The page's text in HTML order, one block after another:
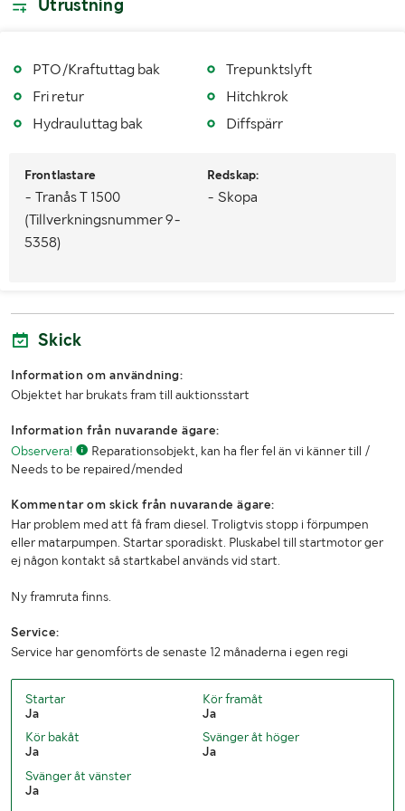
Antal växlar 4 x Hög/Mellan/Låg
Drivmedel
Dimensioner däck bak
Drag
Antal nycklar
Lastvikt (kg) 1170
Längd (mm)
Bredd (mm) 2410
Utrustning
PTO/Kraftuttag bak
Fri retur
Hydrauluttag bak
Trepunktslyft
Hitchkrok
Diffspärr
Frontlastare
- Tranås T 1500
(Tillverkningsnummer 9-
5358)
Redskap:
- Skopa
Skick
Information om användning:
Objektet har brukats fram till auktionsstart
Information från nuvarande ägare:
Observera!
Reparationsobjekt, kan ha fler fel än vi känner till /
Needs to be repaired/mended
Kommentar om skick från nuvarande ägare:
Har problem med att få fram diesel. Troligtvis stopp i förpumpen
eller matarpumpen. Startar sporadiskt. Pluskabel till startmotor ger
ej någon kontakt så startkabel används vid start.
Ny framruta finns.
Service:
Service har genomförts de senaste 12 månaderna i egen regi
Startar
Ja
Kör framåt
Ja
Kör bakåt
Ja
Svänger åt höger
Ja
Svänger åt vänster
Ja